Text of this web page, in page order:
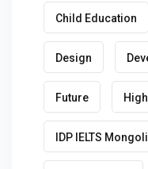
Child Education
Design
Future
IDP IELTS